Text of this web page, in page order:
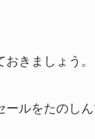
きましょう。
ールをたのし